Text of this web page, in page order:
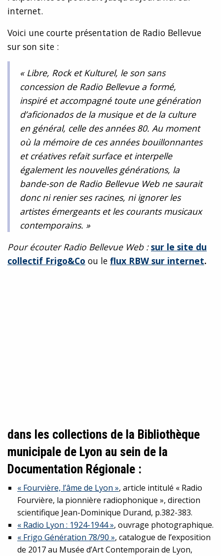
internet.
Voici une courte présentation de Radio Bellevue
sur son site :
« Libre, Rock et Kulturel, le son sans
concession de Radio Bellevue a formé,
inspiré et accompagné toute une génération
d’aficionados de la musique et de la culture
en général, celle des années 80. Au moment
où la mémoire de ces années bouillonnantes
et créatives refait surface et interpelle
également les nouvelles générations, la
bande-son de Radio Bellevue Web ne saurait
donc ni renier ses racines, ni ignorer les
artistes émergeants et les courants musicaux
contemporains. »
Pour écouter Radio Bellevue Web : sur le site du
collectif Frigo&Co ou le flux RBW sur internet.
dans les collections de la Bibliothèque
municipale de Lyon au sein de la
Documentation Régionale :
« Fourvière, l’âme de Lyon », article intitulé « Radio
Fourvière, la pionnière radiophonique », direction
scientifique Jean-Dominique Durand, p.382-383.
« Radio Lyon : 1924-1944 », ouvrage photographique.
« Frigo Génération 78/90 », catalogue de l’exposition
de 2017 au Musée d’Art Contemporain de Lyon,